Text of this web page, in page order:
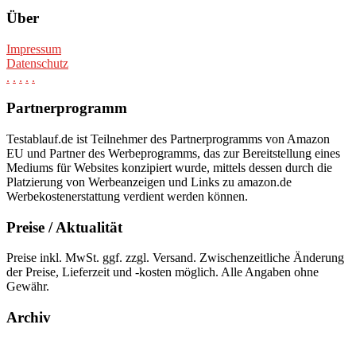
Über
Impressum
Datenschutz
. . . . .
Partnerprogramm
Testablauf.de ist Teilnehmer des Partnerprogramms von Amazon
EU und Partner des Werbeprogramms, das zur Bereitstellung eines
Mediums für Websites konzipiert wurde, mittels dessen durch die
Platzierung von Werbeanzeigen und Links zu amazon.de
Werbekostenerstattung verdient werden können.
Preise / Aktualität
Preise inkl. MwSt. ggf. zzgl. Versand. Zwischenzeitliche Änderung
der Preise, Lieferzeit und -kosten möglich. Alle Angaben ohne
Gewähr.
Archiv